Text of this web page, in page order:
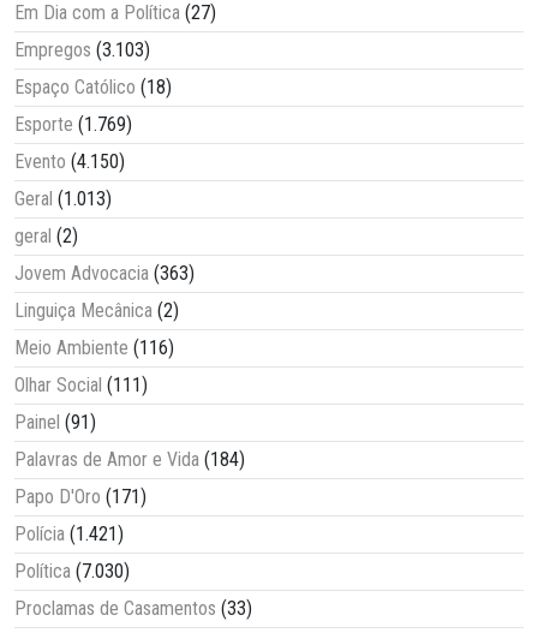
Em Dia com a Política (27)
Empregos (3.103)
Espaço Católico (18)
Esporte (1.769)
Evento (4.150)
Geral (1.013)
geral (2)
Jovem Advocacia (363)
Linguiça Mecânica (2)
Meio Ambiente (116)
Olhar Social (111)
Painel (91)
Palavras de Amor e Vida (184)
Papo D'Oro (171)
Polícia (1.421)
Política (7.030)
Proclamas de Casamentos (33)